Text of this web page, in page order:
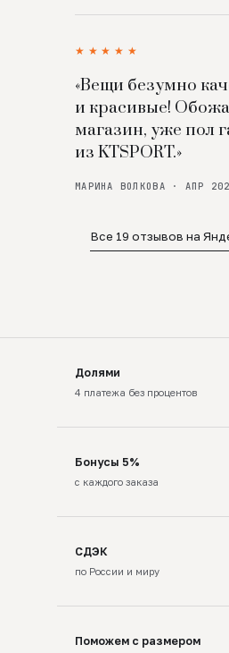
★★★★★
«Вещи безумно
и красивые!
магазин, уже пол
из KTSPORT.»
МАРИНА ВОЛКОВА · АПР
Все 19 отзывов на
Долями
4 платежа без процентов
Бонусы 5%
с каждого заказа
СДЭК
по России и миру
Поможем с размером